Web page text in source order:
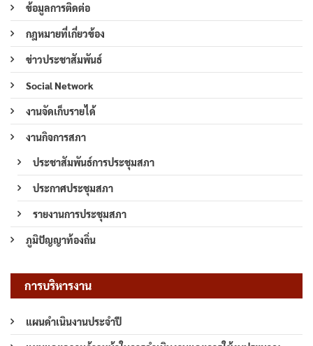
ข้อมูลการติดต่อ
กฎหมายที่เกี่ยวข้อง
ข่าวประชาสัมพันธ์
Social Network
งานจัดเก็บรายได้
งานกิจการสภา
ประชาสัมพันธ์การประชุมสภา
ประกาศประชุมสภา
รายงานการประชุมสภา
ภูมิปัญญาท้องถิ่น
การบริหารงาน
แผนดำเนินงานประจำปี